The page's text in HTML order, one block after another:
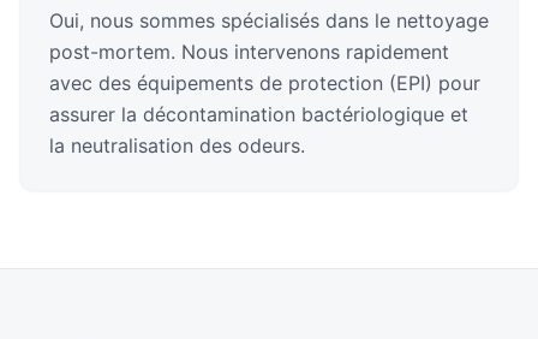
Oui, nous sommes spécialisés dans le nettoyage
post-mortem. Nous intervenons rapidement
avec des équipements de protection (EPI) pour
assurer la décontamination bactériologique et
la neutralisation des odeurs.